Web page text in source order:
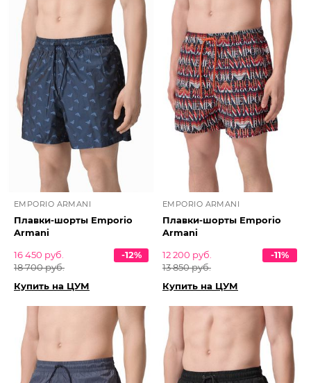
EMPORIO ARMANI
Плавки-шорты Emporio
Armani
16 450 руб.
18 700 руб.
-12%
Купить на ЦУМ
EMPORIO ARMANI
Плавки-шорты Emporio
Armani
12 200 руб.
13 850 руб.
-11%
Купить на ЦУМ